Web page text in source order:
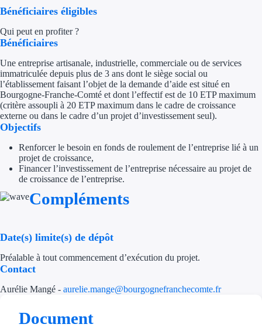
Quelles aides pour
Ouvrage
Régions de A à H
Aides Région
Bénéficiaires éligibles
Qui peut en profiter ?
Bénéficiaires
Une entreprise artisanale, industrielle, commerciale ou de services
immatriculée depuis plus de 3 ans dont le siège social ou
l’établissement faisant l’objet de la demande d’aide est situé en
Bourgogne-Franche-Comté et dont l’effectif est de 10 ETP maximum
(critère assoupli à 20 ETP maximum dans le cadre de croissance
externe ou dans le cadre d’un projet d’investissement seul).
Objectifs
Renforcer le besoin en fonds de roulement de l’entreprise lié à un
projet de croissance,
Financer l’investissement de l’entreprise nécessaire au projet de
de croissance de l’entreprise.
Compléments
Date(s) limite(s) de dépôt
Préalable à tout commencement d’exécution du projet.
Contact
Aurélie Mangé - aurelie.mange@bourgognefranchecomte.fr
Document